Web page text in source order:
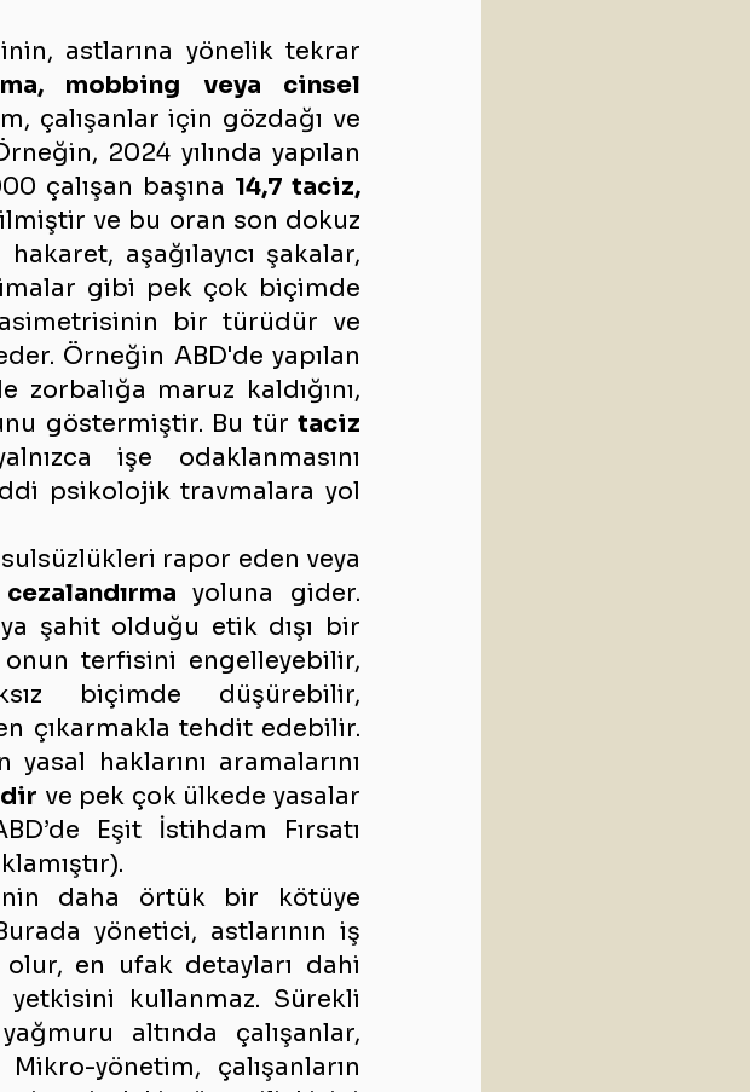
astlarına yönelik tekrar
mobbing veya cinsel
çalışanlar için gözdağı ve
2024 yılında yapılan
çalışan başına 14,7 taciz,
ve bu oran son dokuz
aşağılayıcı şakalar,
gibi pek çok biçimde
bir türüdür ve
Örneğin ABD'de yapılan
maruz kaldığını,
göstermiştir. Bu tür taciz
işe odaklanmasını
psikolojik travmalara yol
rapor eden veya
cezalandırma yoluna gider.
şahit olduğu etik dışı bir
terfisini engelleyebilir,
biçimde düşürebilir,
çıkarmakla tehdit edebilir.
haklarını aramalarını
ve pek çok ülkede yasalar
Eşit İstihdam Fırsatı
daha örtük bir kötüye
yönetici, astlarının iş
en ufak detayları dahi
yetkisini kullanmaz. Sürekli
altında çalışanlar,
yönetim, çalışanların